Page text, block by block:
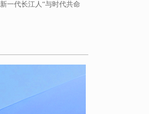
一代长江人“与时代共命